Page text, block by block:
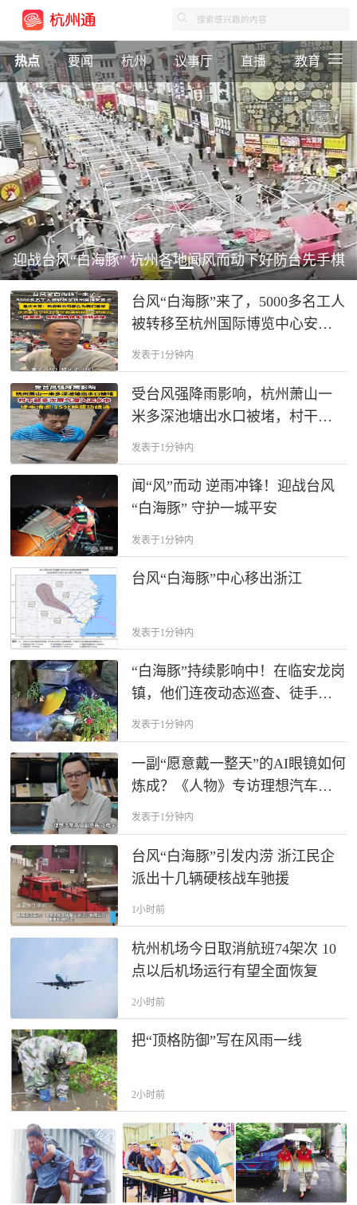
热点 要闻 杭州 议事厅 直播 教育
迎战台风“白海豚” 杭州各地闻风而动下好防台先手棋
台风“白海豚”来了，5000多名工人
被转移至杭州国际博览中心安置
点，重庆大哥：“政府和公司都在
为我们着想，这也是我坚持20多
年都来杭州打工的原因，”还直
言：在这里不仅挣得多 ，结钱还
发表于1分钟内
受台风强降雨影响，杭州萧山一
米多深池塘出水口被堵，村干部
多次屏气潜入泥水中徒手清淤，
满身泥水，一身担当，为负责的
村干部点赞！
发表于1分钟内
闻“风”而动 逆雨冲锋！迎战台风
“白海豚” 守护一城平安
发表于1分钟内
台风“白海豚”中心移出浙江
发表于1分钟内
“白海豚”持续影响中！在临安龙岗
镇，他们连夜动态巡查、徒手清
理涵洞堵塞……风雨中有这些温
暖的身影，谢谢你们！
发表于1分钟内
一副“愿意戴一整天”的AI眼镜如何
炼成？《人物》专访理想汽车范
皓宇
发表于1分钟内
台风“白海豚”引发内涝 浙江民企
派出十几辆硬核战车驰援
1小时前
杭州机场今日取消航班74架次 10
点以后机场运行有望全面恢复
2小时前
把“顶格防御”写在风雨一线
2小时前